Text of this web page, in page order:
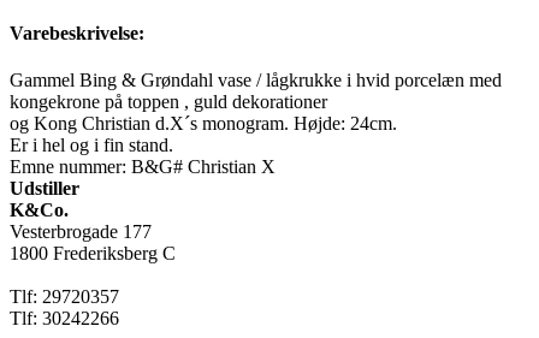
Varebeskrivelse:
Gammel Bing & Grøndahl vase / lågkrukke i hvid porcelæn med
kongekrone på toppen , guld dekorationer
og Kong Christian d.X´s monogram. Højde: 24cm.
Er i hel og i fin stand.
Emne nummer: B&G# Christian X
Udstiller
K&Co.
Vesterbrogade 177
1800 Frederiksberg C
Tlf: 29720357
Tlf: 30242266